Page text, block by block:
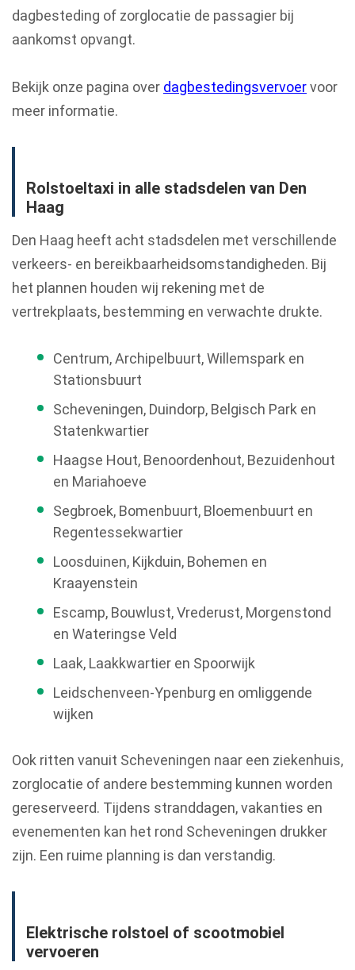
dagbesteding of zorglocatie de passagier bij
aankomst opvangt.
Bekijk onze pagina over dagbestedingsvervoervoor
meer informatie.
Rolstoeltaxi in alle stadsdelen van Den
Haag
Den Haag heeft acht stadsdelen met verschillende
verkeers- en bereikbaarheidsomstandigheden. Bij
het plannen houden wij rekening met de
vertrekplaats, bestemming en verwachte drukte.
Centrum, Archipelbuurt, Willemspark en
Stationsbuurt
Scheveningen, Duindorp, Belgisch Park en
Statenkwartier
Haagse Hout, Benoordenhout, Bezuidenhout
en Mariahoeve
Segbroek, Bomenbuurt, Bloemenbuurt en
Regentessekwartier
Loosduinen, Kijkduin, Bohemen en
Kraayenstein
Escamp, Bouwlust, Vrederust, Morgenstond
en Wateringse Veld
Laak, Laakkwartier en Spoorwijk
Leidschenveen-Ypenburg en omliggende
wijken
Ook ritten vanuit Scheveningen naar een ziekenhuis,
zorglocatie of andere bestemming kunnen worden
gereserveerd. Tijdens stranddagen, vakanties en
evenementen kan het rond Scheveningen drukker
zijn. Een ruime planning is dan verstandig.
Elektrische rolstoel of scootmobiel
vervoeren